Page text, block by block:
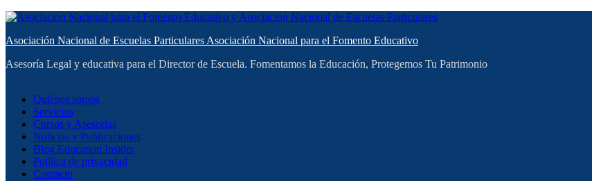
Asociación Nacional de Escuelas Particulares Asociación Nacional para el Fomento Educativo
Asesoría Legal y educativa para el Director de Escuela. Fomentamos la Educación, Protegemos Tu Patrimonio
Quiénes somos
Servicios
Cursos y Asesorías
Noticias y Publicaciones
Blog Education Insider
Política de privacidad
Contacto